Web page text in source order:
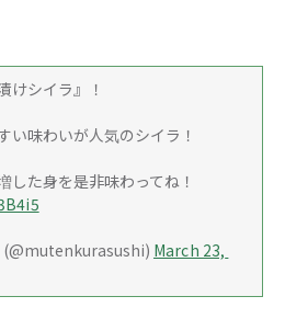
けシイラ』！
い味わいが人気のシイラ！
(@mutenkurasushi) March 23,